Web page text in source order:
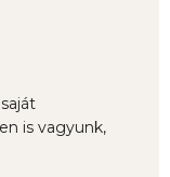
is vagyunk,